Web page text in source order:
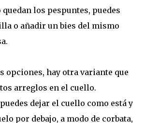
quedan los pespuntes, puedes
o añadir un bies del mismo
opciones, hay otra variante que
arreglos en el cuello.
dejar el cuello como está y
por debajo, a modo de corbata,